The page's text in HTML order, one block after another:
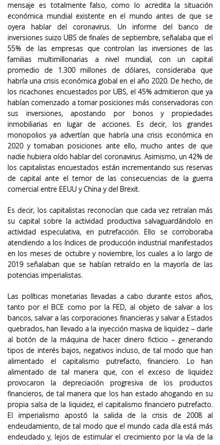
mensaje es totalmente falso, como lo acredita la situación
económica mundial existente en el mundo antes de que se
oyera hablar del coronavirus. Un informe del banco de
inversiones suizo UBS de finales de septiembre, señalaba que el
55% de las empresas que controlan las inversiones de las
familias multimillonarias a nivel mundial, con un capital
promedio de 1.300 millones de dólares, consideraba que
habría una crisis económica global en el año 2020. De hecho, de
los ricachones encuestados por UBS, el 45% admitieron que ya
habían comenzado a tomar posiciones más conservadoras con
sus inversiones, apostando por bonos y propiedades
inmobiliarias en lugar de acciones. Es decir, los grandes
monopolios ya advertían que habría una crisis económica en
2020 y tomaban posiciones ante ello, mucho antes de que
nadie hubiera oído hablar del coronavirus. Asimismo, un 42% de
los capitalistas encuestados están incrementando sus reservas
de capital ante el temor de las consecuencias de la guerra
comercial entre EEUU y China y del Brexit.
Es decir, los capitalistas reconocían que cada vez retraían más
su capital sobre la actividad productiva salvaguardándolo en
actividad especulativa, en putrefacción. Ello se corroboraba
atendiendo a los índices de producción industrial manifestados
en los meses de octubre y noviembre, los cuales a lo largo de
2019 señalaban que se habían retraído en la mayoría de las
potencias imperialistas.
Las políticas monetarias llevadas a cabo durante estos años,
tanto por el BCE como por la FED, al objeto de salvar a los
bancos, salvar a las corporaciones financieras y salvar a Estados
quebrados, han llevado a la inyección masiva de liquidez – darle
al botón de la máquina de hacer dinero ficticio – generando
tipos de interés bajos, negativos incluso, de tal modo que han
alimentado el capitalismo putrefacto, financiero. Lo han
alimentado de tal manera que, con el exceso de liquidez
provocaron la depreciación progresiva de los productos
financieros, de tal manera que los han estado ahogando en su
propia salsa de la liquidez, el capitalismo financiero putrefacto.
El imperialismo apostó la salida de la crisis de 2008 al
endeudamiento, de tal modo que el mundo cada día está más
endeudado y, lejos de estimular el crecimiento por la vía de la